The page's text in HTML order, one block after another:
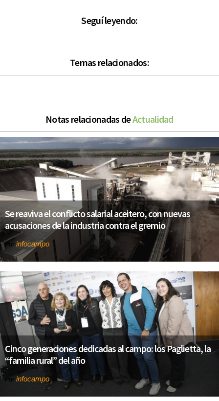
Seguí leyendo:
Temas relacionados:
Notas relacionadas deActualidad
Se reaviva el conflicto salarial aceitero, con nuevas
acusaciones de la industria contra el gremio
Por infocampo
Cinco generaciones dedicadas al campo: los Paglietta, la
“familia rural” del año
Por infocampo